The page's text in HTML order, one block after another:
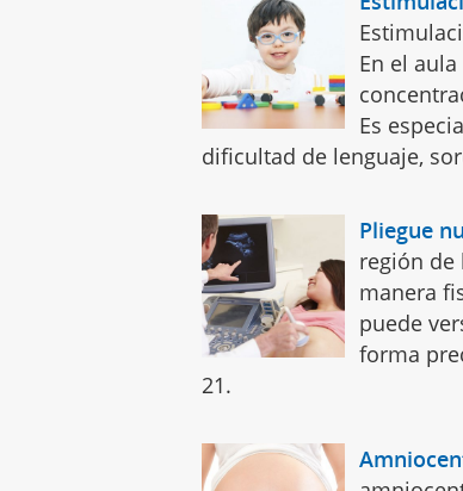
En el
Es
dificultad de lenguaje,
Pliegue
región de
manera
puede
forma
21.